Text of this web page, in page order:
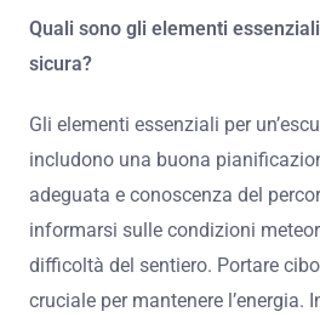
Quali sono gli elementi
sicura?
Gli elementi essenziali per
includono una buona
adeguata e conoscenza del
informarsi sulle condizioni
difficoltà del sentiero. Portare
cruciale per mantenere l’energia.